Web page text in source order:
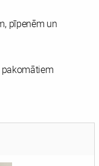
pīpenēm un